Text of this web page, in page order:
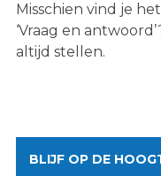
Misschien vind je
‘Vraag en
altijd stellen.
BLIJF OP DE